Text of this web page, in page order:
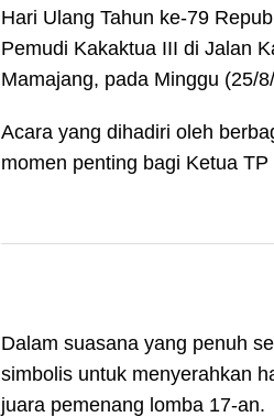
Hari Ulang Tahun ke-79
Pemudi Kakaktua III di Jalan
Mamajang, pada Minggu (25/
Acara yang dihadiri oleh
momen penting bagi Ketua
Dalam suasana yang penuh
simbolis untuk menyerahkan
juara pemenang lomba 17-an.